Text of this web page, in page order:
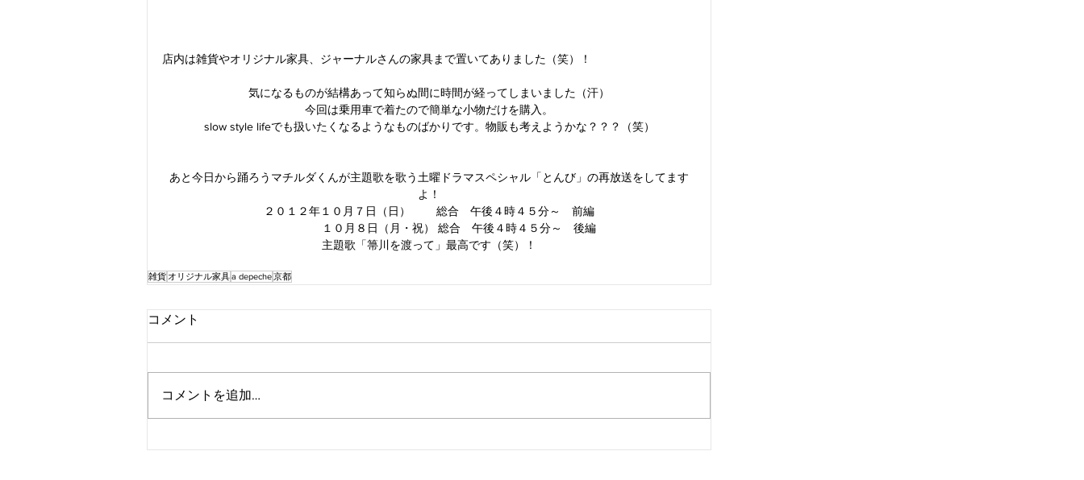
店内は雑貨やオリジナル家具、ジャーナルさんの家具まで置いてありました（笑）！
気になるものが結構あって知らぬ間に時間が経ってしまいました（汗）
今回は乗用車で着たので簡単な小物だけを購入。
slow style lifeでも扱いたくなるようなものばかりです。物販も考えようかな？？？（笑）
あと今日から踊ろうマチルダくんが主題歌を歌う土曜ドラマスペシャル「とんび」の再放送をしてます
よ！
２０１２年１０月７日（日）　　 総合　午後４時４５分～　前編
１０月８日（月・祝） 総合　午後４時４５分～　後編
主題歌「箒川を渡って」最高です（笑）！
雑貨 オリジナル家具a depeche京都
コメント
コメントを追加…